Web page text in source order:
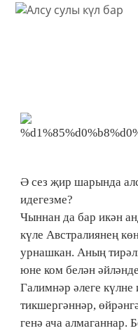
Ә сез җир шарында
идегезме?
Чыннан да бар икән
күле Австралиянең
урнашкан. Аның
юне ком белән
Галимнәр әлеге
тикшергәннәр,
генә ача алмаганнар.